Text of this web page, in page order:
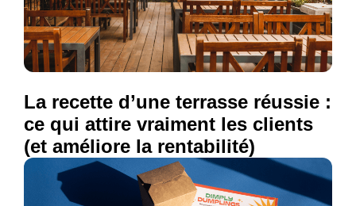
La recette d’une terrasse réussie :
ce qui attire vraiment les clients
(et améliore la rentabilité)